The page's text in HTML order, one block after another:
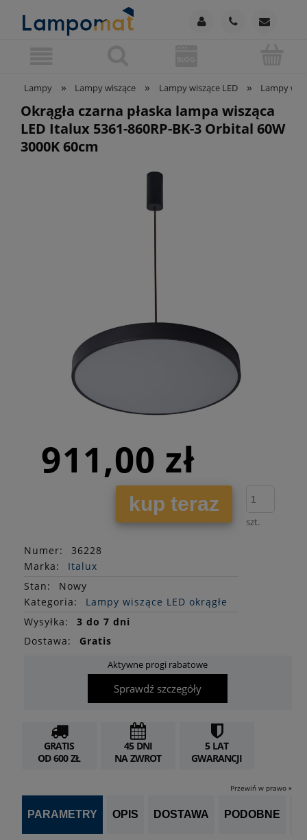
Lampy » Lampy wiszące » Lampy wiszące LED » Lampy
Okrągła czarna płaska lampa wisząca
LED Italux 5361-860RP-BK-3 Orbital 60W
3000K 60cm
911,00 zł
kup teraz
szt.
Numer:
36228
Marka:
Italux
Stan:
Nowy
Kategoria:
Lampy wiszące LED okrągłe
Wysyłka:
3 do 7 dni
Dostawa:
Gratis
Aktywne progi rabatowe
Sprawdź szczegóły
GRATIS
OD 600 ZŁ
45 DNI
NA ZWROT
5 LAT
GWARANCJI
Przewiń w prawo »
PARAMETRY OPIS DOSTAWA PODOBNE